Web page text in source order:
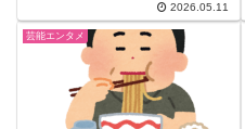
2026.05.11
芸能エンタメ